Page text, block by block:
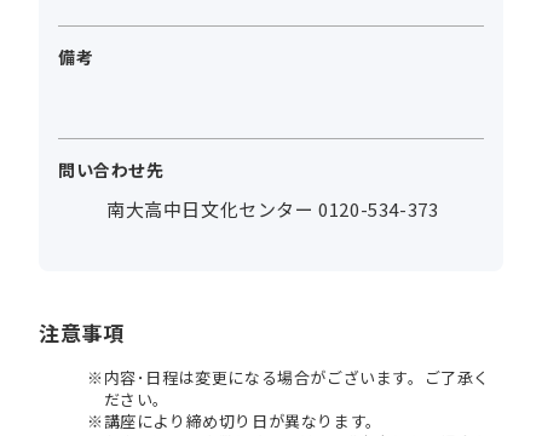
備考
問い合わせ先
南大高中日文化センター 0120-534-373
注意事項
内容･日程は変更になる場合がございます。ご了承く
ださい。
講座により締め切り日が異なります。